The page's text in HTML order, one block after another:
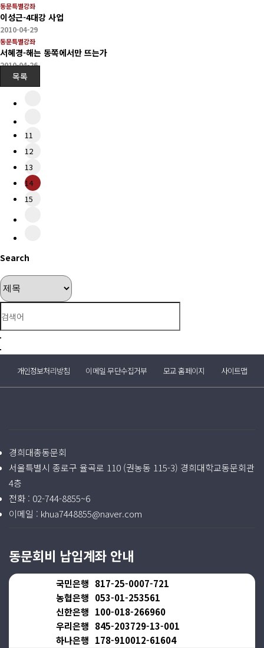
동문특별강좌
이성근-4대강 사업
2010-04-29
동문특별강좌
서혜경-해는 동쪽에서만 뜨는가
2010-04-26
목록
11
12
13
14
15
Search
개인정보처리방침 이메일 무단수집거부 모교 홈페이지 사이트맵
경희대총동문회
서울특별시 종로구 율곡로 110 (권농동 115-3) 경희대학교동문회관
4층
전화 : 02-744-8855~6
이메일 : khua7448855@naver.com
동문회비 납입계좌 안내
국민은행 817-25-0007-721
농협은행 053-01-253561
신한은행 100-018-266960
우리은행 845-203729-13-001
하나은행 178-910012-61604